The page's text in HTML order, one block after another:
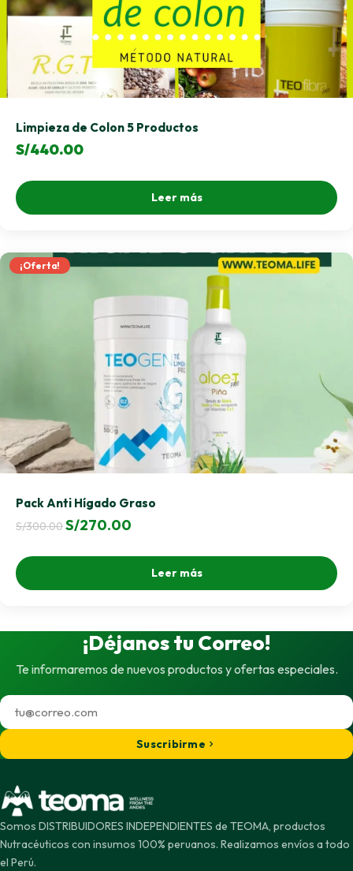
Limpieza de Colon 5 Productos
S/440.00
Leer más
¡Oferta!
Pack Anti Hígado Graso
S/300.00El
era:
S/270.00
actual
es:
Leer más
¡Déjanos tu Correo!
Te informaremos de nuevos productos y ofertas especiales.
Suscribirme
Somos DISTRIBUIDORES INDEPENDIENTES de TEOMA, productos
Nutracéuticos con insumos 100% peruanos. Realizamos envíos a todo
el Perú.